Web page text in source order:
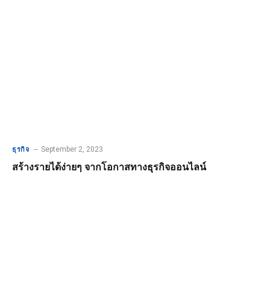
ธุรกิจ September 2, 2023
สร้างรายได้ง่ายๆ จากโอกาสทางธุรกิจออนไลน์